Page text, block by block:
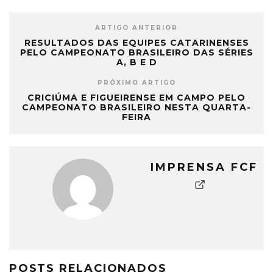
ARTIGO ANTERIOR
RESULTADOS DAS EQUIPES CATARINENSES
PELO CAMPEONATO BRASILEIRO DAS SÉRIES
A, B E D
PRÓXIMO ARTIGO
CRICIÚMA E FIGUEIRENSE EM CAMPO PELO
CAMPEONATO BRASILEIRO NESTA QUARTA-
FEIRA
IMPRENSA FCF
POSTS RELACIONADOS